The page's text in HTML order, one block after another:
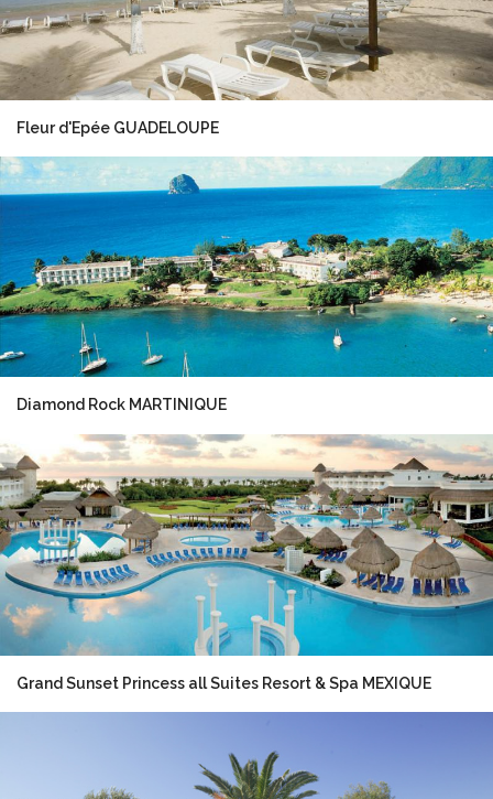
Fleur d'Epée GUADELOUPE
Diamond Rock MARTINIQUE
Grand Sunset Princess all Suites Resort & Spa MEXIQUE